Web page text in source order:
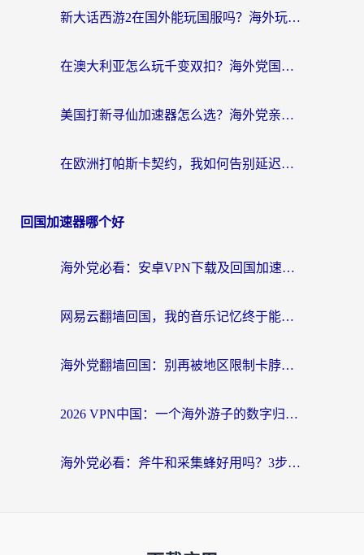
新大话西游2在国外能玩国服吗？海外玩家不卡的秘密都在这
在澳大利亚怎么玩千变双扣？海外党国服游戏加速终极指南
美国打新寻仙加速器怎么选？海外党亲测有效的国服游戏加速指南
在欧洲打帕斯卡契约，我如何告别延迟与卡顿？
回国加速器哪个好
海外党必看：安卓VPN下载及回国加速器选择指南——告别地区限制，无缝刷国内资源
网易云翻墙回国，我的音乐记忆终于能续上了
海外党翻墙回国：别再被地区限制卡脖子，选对加速器的正确姿势
2026 VPN中国：一个海外游子的数字归乡指南
海外党必看：斧牛和采集蜂好用吗？3步选对回国加速器，无缝刷国内资源